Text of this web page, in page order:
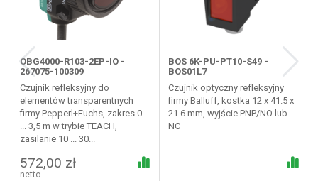
OBG4000-R103-2EP-IO -
267075-100309
Czujnik refleksyjny do
elementów transparentnych
firmy Pepperl+Fuchs, zakres 0
... 3,5 m w trybie TEACH,
zasilanie 10 ... 30...
572,00 zł
netto
BOS 6K-PU-PT10-S49 -
BOS01L7
Czujnik optyczny refleksyjny
firmy Balluff, kostka 12 x 41.5 x
21.6 mm, wyjście PNP/NO lub
NC